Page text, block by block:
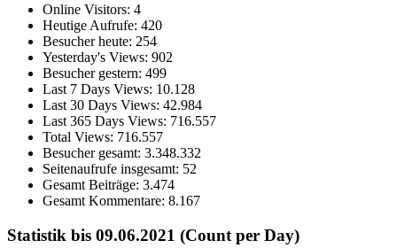
Online Visitors: 4
Heutige Aufrufe: 420
Besucher heute: 254
Yesterday's Views: 902
Besucher gestern: 499
Last 7 Days Views: 10.128
Last 30 Days Views: 42.984
Last 365 Days Views: 716.557
Total Views: 716.557
Besucher gesamt: 3.348.332
Seitenaufrufe insgesamt: 52
Gesamt Beiträge: 3.474
Gesamt Kommentare: 8.167
Statistik bis 09.06.2021 (Count per Day)